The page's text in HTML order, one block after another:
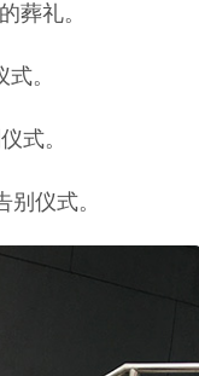
葬礼。
。
式。
仪式。